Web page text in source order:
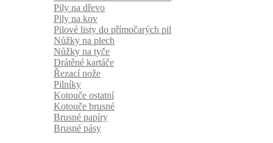
Pily na dřevo
Pily na kov
Pilové listy do přímočarých pil
Nůžky na plech
Nůžky na tyče
Drátěné kartáče
Řezací nože
Pilníky
Kotouče ostatní
Kotouče brusné
Brusné papíry
Brusné pásy